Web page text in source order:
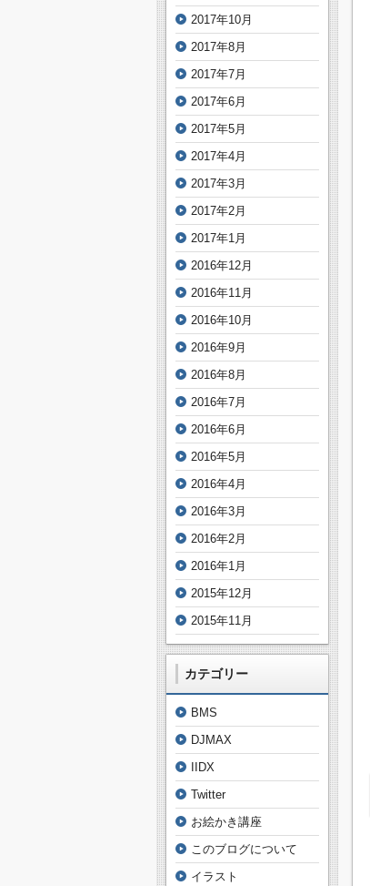
2017年10月
2017年8月
2017年7月
2017年6月
2017年5月
2017年4月
2017年3月
2017年2月
2017年1月
2016年12月
2016年11月
2016年10月
2016年9月
2016年8月
2016年7月
2016年6月
2016年5月
2016年4月
2016年3月
2016年2月
2016年1月
2015年12月
2015年11月
カテゴリー
BMS
DJMAX
IIDX
Twitter
お絵かき講座
このブログについて
イラスト